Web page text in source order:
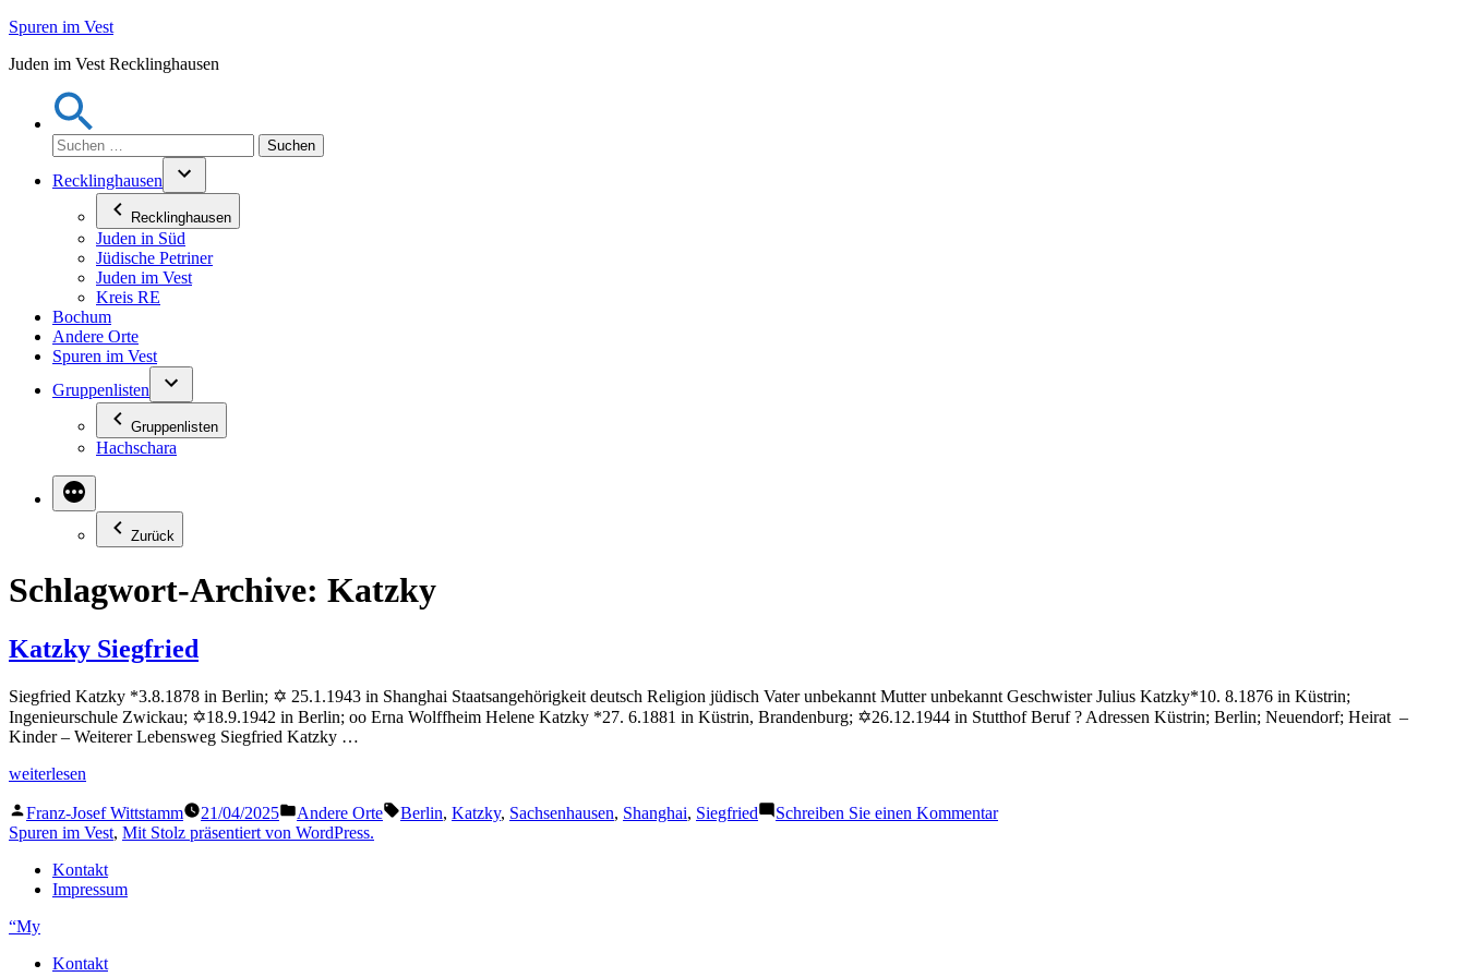
Zum
springen
Spuren im Vest
Juden im Vest Recklinghausen
Suchen
nach:
Recklinghausen
Recklinghausen
Juden in Süd
Jüdische Petriner
Juden im Vest
Kreis RE
Bochum
Andere Orte
Spuren im Vest
Gruppenlisten
Gruppenlisten
Hachschara
Zurück
Schlagwort-Archive: Katzky
Katzky Siegfried
Siegfried Katzky *3.8.1878 in Berlin; ✡ 25.1.1943 in Shanghai Staatsangehörigkeit deutsch Religion jüdisch Vater unbekannt Mutter unbekannt Geschwister Julius Katzky*10. 8.1876 in Küstrin;
Ingenieurschule Zwickau; ✡18.9.1942 in Berlin; oo Erna Wolffheim Helene Katzky *27. 6.1881 in Küstrin, Brandenburg; ✡26.12.1944 in Stutthof Beruf ? Adressen Küstrin; Berlin; Neuendorf; Heirat –
Kinder – Weiterer Lebensweg Siegfried Katzky …
„Katzky
weiterlesen
Veröffentlicht
von
Franz-Josef Wittstamm 21/04/2025
Veröffentlicht
in
Andere Orte Schlagwörter:
Berlin, Katzky, Sachsenhausen, Shanghai, Siegfried Schreiben Sie einen Kommentarzu
Spuren im Vest, Mit Stolz präsentiert von WordPress.
Kontakt
Impressum
“My
Kontakt